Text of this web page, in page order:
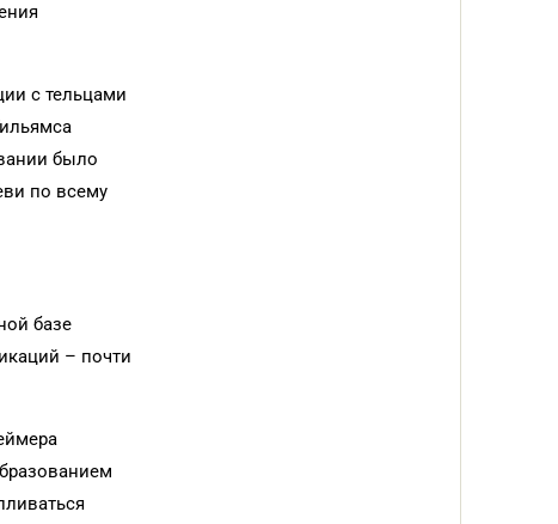
с тельцами
было
по всему
базе
– почти